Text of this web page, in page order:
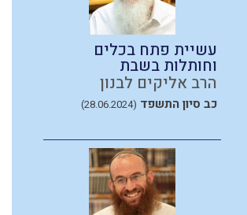
עשיית פתח בכלים
וחותלות בשבת
הרב אליקים לבנון
כב סיון התשפד (28.06.2024)